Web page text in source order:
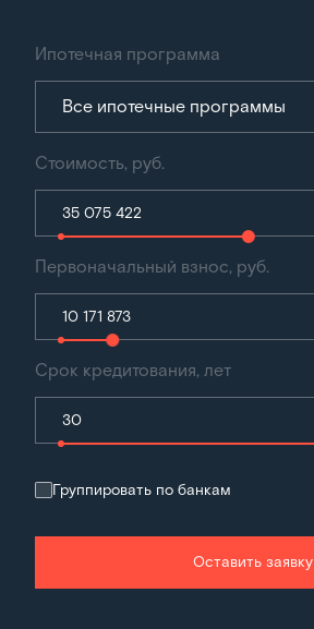
Ипотечная программа
Все ипотечные программы
Стоимость, руб.
Первоначальный взнос, руб.
Срок кредитования, лет
Группировать по банкам
Оставить заявку